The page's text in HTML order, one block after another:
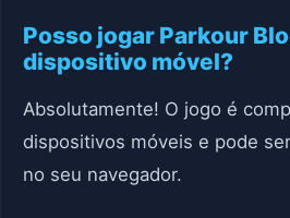
Posso jogar Parkour
dispositivo móvel?
Absolutamente! O jogo é
dispositivos móveis e pode
no seu navegador.